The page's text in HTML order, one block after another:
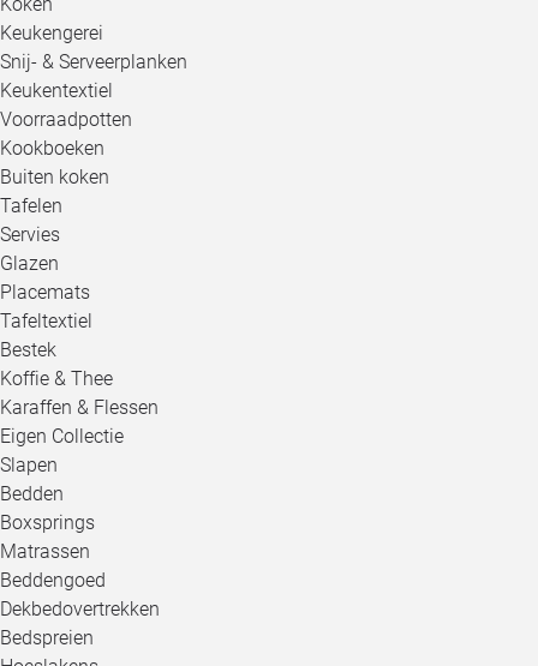
Keukengerei
Snij- & Serveerplanken
Keukentextiel
Voorraadpotten
Kookboeken
Buiten koken
Tafelen
Servies
Glazen
Placemats
Tafeltextiel
Bestek
Koffie & Thee
Karaffen & Flessen
Eigen Collectie
Slapen
Bedden
Boxsprings
Matrassen
Beddengoed
Dekbedovertrekken
Bedspreien